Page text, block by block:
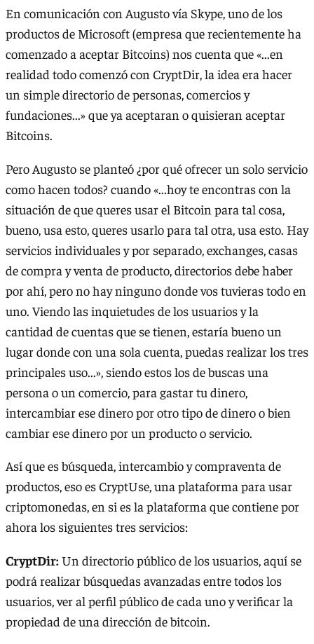
En comunicación con Augusto vía Skype, uno de los
productos de Microsoft (empresa que recientemente ha
comenzado a aceptar Bitcoins) nos cuenta que «...en
realidad todo comenzó con CryptDir, la idea era hacer
un simple directorio de personas, comercios y
fundaciones...» que ya aceptaran o quisieran aceptar
Bitcoins.
Pero Augusto se planteó ¿por qué ofrecer un solo servicio
como hacen todos? cuando «...hoy te encontras con la
situación de que queres usar el Bitcoin para tal cosa,
bueno, usa esto, queres usarlo para tal otra, usa esto. Hay
servicios individuales y por separado, exchanges, casas
de compra y venta de producto, directorios debe haber
por ahí, pero no hay ninguno donde vos tuvieras todo en
uno. Viendo las inquietudes de los usuarios y la
cantidad de cuentas que se tienen, estaría bueno un
lugar donde con una sola cuenta, puedas realizar los tres
principales uso...», siendo estos los de buscas una
persona o un comercio, para gastar tu dinero,
intercambiar ese dinero por otro tipo de dinero o bien
cambiar ese dinero por un producto o servicio.
Así que es búsqueda, intercambio y compraventa de
productos, eso es CryptUse, una plataforma para usar
criptomonedas, en si es la plataforma que contiene por
ahora los siguientes tres servicios:
CryptDir:Un directorio público de los usuarios, aquí se
podrá realizar búsquedas avanzadas entre todos los
usuarios, ver al perfil público de cada uno y verificar la
propiedad de una dirección de bitcoin.